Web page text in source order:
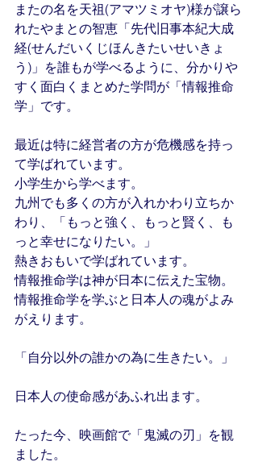
またの名を天祖(アマツミオヤ)様が譲ら
れたやまとの智恵「先代旧事本紀大成
経(せんだいくじほんきたいせいきょ
う)」を誰もが学べるように、分かりや
すく面白くまとめた学問が「情報推命
学」です。
最近は特に経営者の方が危機感を持っ
て学ばれています。
小学生から学べます。
九州でも多くの方が入れかわり立ちか
わり、「もっと強く、もっと賢く、も
っと幸せになりたい。」
熱きおもいで学ばれています。
情報推命学は神が日本に伝えた宝物。
情報推命学を学ぶと日本人の魂がよみ
がえります。
「自分以外の誰かの為に生きたい。」
日本人の使命感があふれ出ます。
たった今、映画館で「鬼滅の刃」を観
ました。